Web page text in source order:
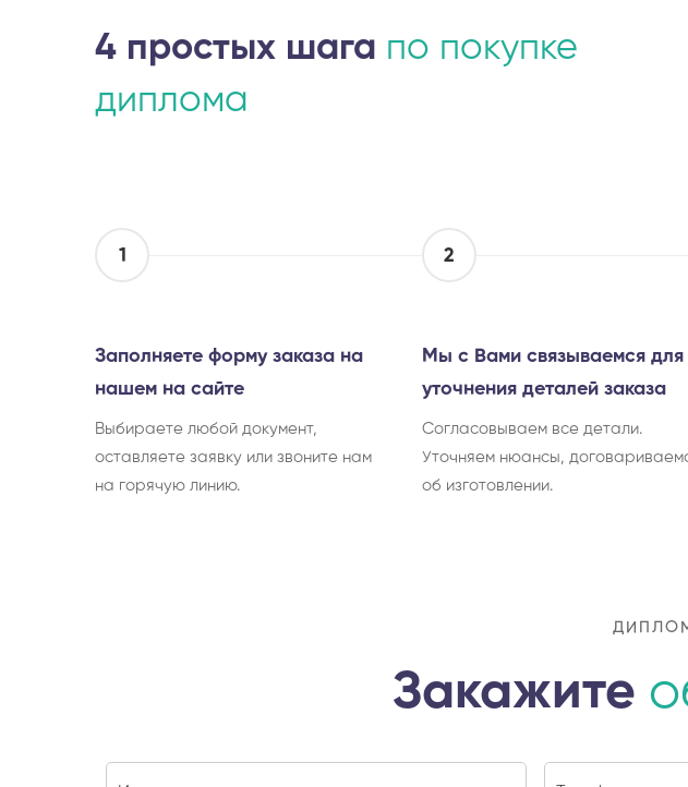
4 простых шага по покупке
диплома
1
Заполняете форму заказа на
нашем на сайте
Выбираете любой документ,
оставляете заявку или звоните нам
на горячую линию.
2
Мы с Вами связываемся для
уточнения деталей заказа
Согласовываем все детали.
Уточняем нюансы,
об изготовлении.
Закажите